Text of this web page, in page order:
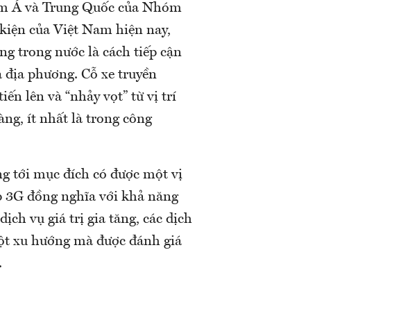
Á và Trung Quốc của Nhóm
của Việt Nam hiện nay,
trong nước là cách tiếp cận
phương. Cỗ xe truyền
lên và “nhảy vọt” từ vị trí
ít nhất là trong công
tới mục đích có được một vị
3G đồng nghĩa với khả năng
vụ giá trị gia tăng, các dịch
xu hướng mà được đánh giá